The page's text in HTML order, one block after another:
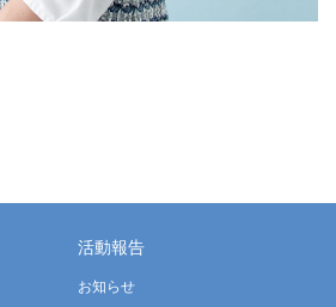
活動報告
お知らせ